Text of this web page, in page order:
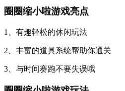
圈圈缩小啦游戏亮点
1、有趣轻松的休闲玩法
2、丰富的道具系统帮助你通关
3、与时间赛跑不要失误哦